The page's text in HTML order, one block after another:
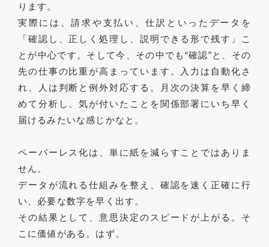
ります。
実際には、請求や支払い、仕訳といったデータを
「確認し、正しく処理し、説明できる形で残す」こ
とが中心です。そして今、その中でも“確認”と、その
先の仕事の比重が高まっています。入力は自動化さ
れ、人は判断と例外対応する。月次の決算を早く締
めて分析し、気が付いたことを関係部署にいち早く
届けるみたいな感じかなと。
ペーパーレス化は、単に紙を減らすことではありま
せん。
データが流れる仕組みを整え、確認を速く正確に行
い、必要な数字を早く出す。
その結果として、意思決定のスピードが上がる。そ
こに価値がある。はず。